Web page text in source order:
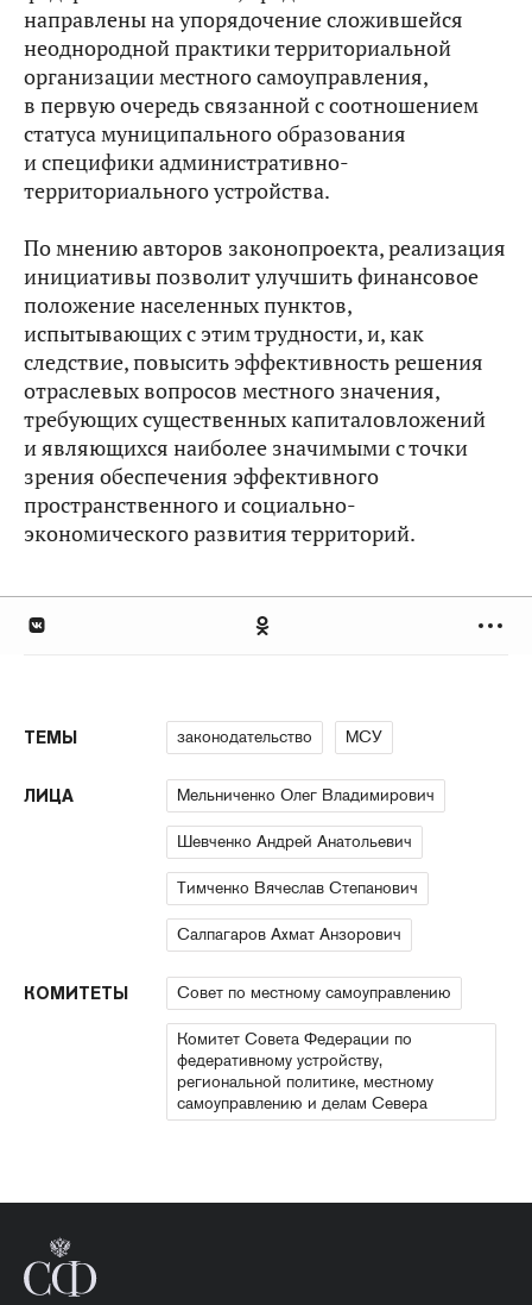
направлены на упорядочение сложившейся
неоднородной практики территориальной
организации местного самоуправления,
в первую очередь связанной с соотношением
статуса муниципального образования
и специфики административно-
территориального устройства.
По мнению авторов законопроекта, реализация
инициативы позволит улучшить финансовое
положение населенных пунктов,
испытывающих с этим трудности, и, как
следствие, повысить эффективность решения
отраслевых вопросов местного значения,
требующих существенных капиталовложений
и являющихся наиболее значимыми с точки
зрения обеспечения эффективного
пространственного и социально-
экономического развития территорий.
ТЕМЫ законодательство МСУ
ЛИЦА Мельниченко Олег Владимирович
Шевченко Андрей Анатольевич
Тимченко Вячеслав Степанович
Салпагаров Ахмат Анзорович
КОМИТЕТЫ Совет по местному самоуправлению
Комитет Совета Федерации по
федеративному устройству,
региональной политике, местному
самоуправлению и делам Севера